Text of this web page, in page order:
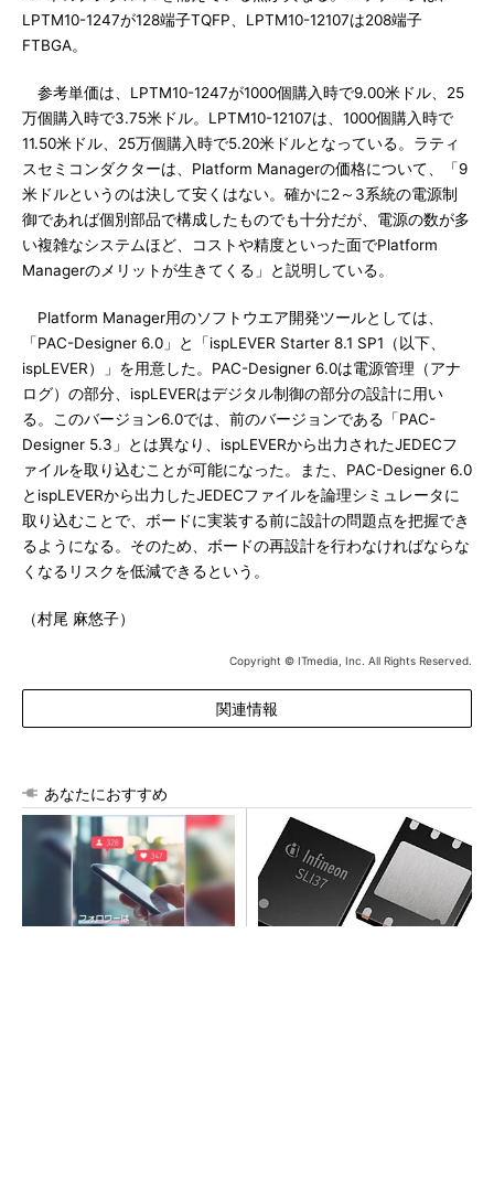
LPTM10-1247が128端子TQFP、LPTM10-12107は208端子
FTBGA。
参考単価は、LPTM10-1247が1000個購入時で9.00米ドル、25
万個購入時で3.75米ドル。LPTM10-12107は、1000個購入時で
11.50米ドル、25万個購入時で5.20米ドルとなっている。ラティ
スセミコンダクターは、Platform Managerの価格について、「9
米ドルというのは決して安くはない。確かに2～3系統の電源制
御であれば個別部品で構成したものでも十分だが、電源の数が多
い複雑なシステムほど、コストや精度といった面でPlatform
Managerのメリットが生きてくる」と説明している。
Platform Manager用のソフトウエア開発ツールとしては、
「PAC-Designer 6.0」と「ispLEVER Starter 8.1 SP1（以下、
ispLEVER）」を用意した。PAC-Designer 6.0は電源管理（アナ
ログ）の部分、ispLEVERはデジタル制御の部分の設計に用い
る。このバージョン6.0では、前のバージョンである「PAC-
Designer 5.3」とは異なり、ispLEVERから出力されたJEDECフ
ァイルを取り込むことが可能になった。また、PAC-Designer 6.0
とispLEVERから出力したJEDECファイルを論理シミュレータに
取り込むことで、ボードに実装する前に設計の問題点を把握でき
るようになる。そのため、ボードの再設計を行わなければならな
くなるリスクを低減できるという。
（村尾 麻悠子）
Copyright © ITmedia, Inc. All Rights Reserved.
関連情報
あなたにおすすめ